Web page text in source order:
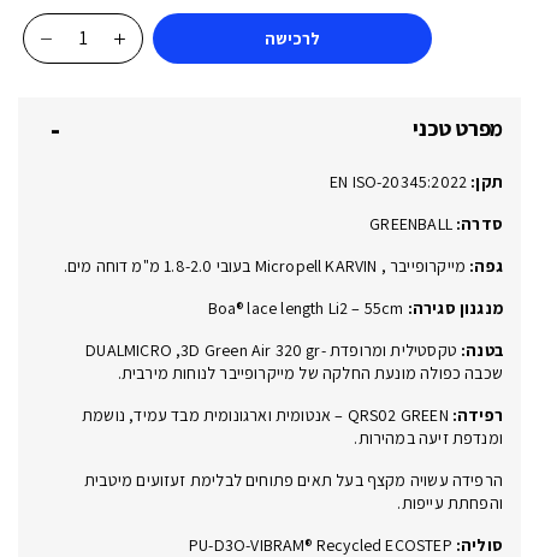
כמות
BOA®
לרכישה
מפרט טכני
תקן: EN ISO-20345:2022
סדרה: GREENBALL
גפה: מייקרופייבר , Micropell KARVIN בעובי 1.8-2.0 מ"מ דוחה מים.
מנגנון סגירה:
בטנה:
טקסטילית ומרופדת -DUALMICRO ,3D Green Air 320 gr
שכבה כפולה מונעת החלקה של מייקרופייבר לנוחות מירבית.
רפידה:
QRS02 GREEN – אנטומית וארגונומית מבד עמיד, נושמת
ומנדפת זיעה במהירות.
הרפידה עשויה מקצף בעל תאים פתוחים לבלימת זעזועים מיטבית
והפחתת עייפות.
סוליה: